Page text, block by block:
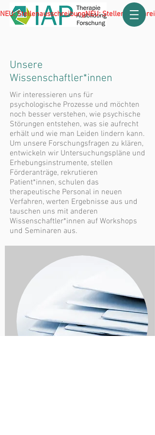
NEU: Stellenausschreibung
Unsere
Wissenschaftler*innen
Wir interessieren uns für
psychologische Prozesse und möchten
noch besser verstehen, wie psychische
Störungen entstehen, was sie aufrecht
erhält und wie man Leiden lindern kann.
Um unsere Forschungsfragen zu klären,
entwickeln wir Untersuchungspläne und
Erhebungsinstrumente, stellen
Förderanträge, rekrutieren
Patient*innen, schulen das
therapeutische Personal in neuen
Verfahren, werten Ergebnisse aus und
tauschen uns mit anderen
Wissenschaftler*innen auf Workshops
und Seminaren aus.